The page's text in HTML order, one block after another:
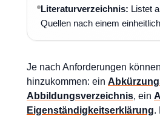
Literaturverzeichnis: Listet
Quellen nach einem
Je nach Anforderungen
hinzukommen: ein
Abbildungsverzeichnis, ein
Eigenständigkeitserklärung.